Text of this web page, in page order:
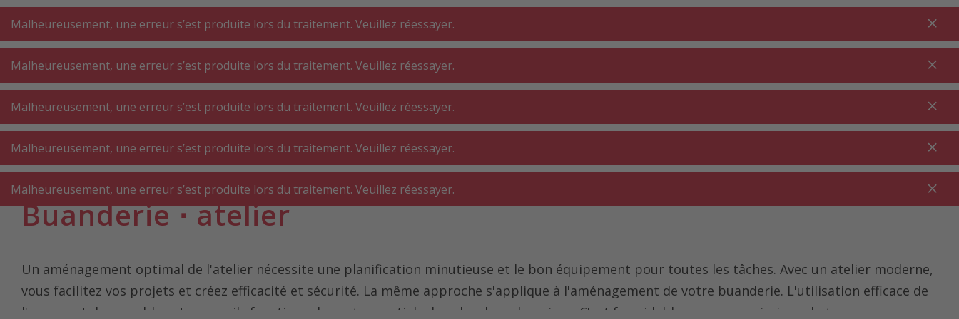
A +++
A+++
A +++
A+++
MyPost
MyPost
Au panier
GROS
ÉLECTROMÉNAGER
PETIT
ÉLECTROMÉNAGER
CUISINE
BUANDERIE ⋅
ATELIER
SALLE DE BAIN
Page d'accueil Buanderie ⋅ atelier
Buanderie ⋅ atelier
Un aménagement optimal de l'atelier nécessite une planification minutieuse et le bon équipement pour toutes les tâches. Avec un atelier moderne,
vous facilitez vos projets et créez efficacité et sécurité. La même approche s'applique à l'aménagement de votre buanderie. L'utilisation efficace de
l'espace et des meubles et appareils fonctionnels sont essentiels dans les deux domaines. C'est formidable que vous puissiez acheter un
Malheureusement, une erreur s’est produite lors du traitement. Veuillez réessayer.
Malheureusement, une erreur s’est produite lors du traitement. Veuillez réessayer.
Malheureusement, une erreur s’est produite lors du traitement. Veuillez réessayer.
Malheureusement, une erreur s’est produite lors du traitement. Veuillez réessayer.
Malheureusement, une erreur s’est produite lors du traitement. Veuillez réessayer.